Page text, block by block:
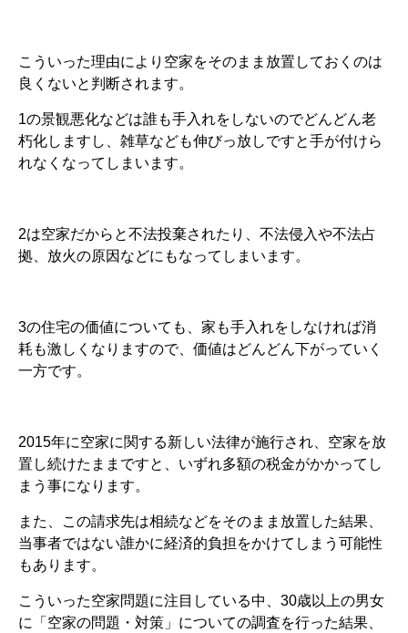
こういった理由により空家をそのまま放置しておくのは
良くないと判断されます。
1の景観悪化などは誰も手入れをしないのでどんどん老
朽化しますし、雑草なども伸びっ放しですと手が付けら
れなくなってしまいます。
2は空家だからと不法投棄されたり、不法侵入や不法占
拠、放火の原因などにもなってしまいます。
3の住宅の価値についても、家も手入れをしなければ消
耗も激しくなりますので、価値はどんどん下がっていく
一方です。
2015年に空家に関する新しい法律が施行され、空家を放
置し続けたままですと、いずれ多額の税金がかかってし
まう事になります。
また、この請求先は相続などをそのまま放置した結果、
当事者ではない誰かに経済的負担をかけてしまう可能性
もあります。
こういった空家問題に注目している中、30歳以上の男女
に「空家の問題・対策」についての調査を行った結果、